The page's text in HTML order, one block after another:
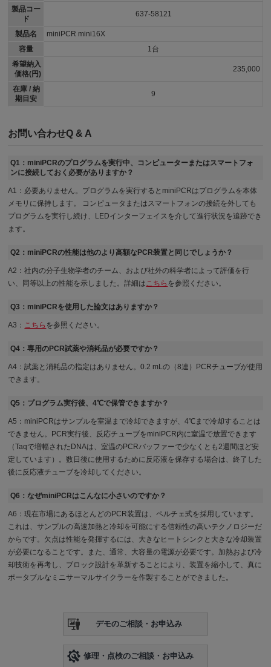
製品コー
ド
製品名
容量
希望納入
価格(円)
在庫 / 納
期目安
637-58121
miniPCR mini16X
1台
235,000
9
お問い合わせQ & A
Q1：miniPCRのプログラムを実行中、コンピューターまたはスマートフォ
ンに接続しておく必要がありますか？
A1：必要ありません。プログラムを実行するとminiPCRはプログラムを本体
メモリに保持します。 コンピュータまたはスマートフォンの接続を外しても
プログラムを実行し続け、LEDインターフェイスを介して進行状況を追跡でき
ます。
Q2：miniPCRの性能は他のより高額なPCR装置と同じでしょうか？
A2：社内の分子生物学者のチーム、および社外の科学者によって評価を行
い、同等以上の性能を示しました。詳細は こちら を参照ください。
Q3：miniPCRを使用した論文はありますか？
A3： こちら を参照ください。
Q4：専用のPCR試薬や消耗品が必要ですか？
A4：試薬と消耗品の指定はありません。0.2 mLの（8連）PCRチューブが使用
できます。
Q5：プログラム実行後、4℃で保管できますか？
A5：miniPCRはサンプルを室温まで冷却できますが、4℃まで冷却することは
できません。PCR実行後、反応チューブをminiPCR内に室温で放置できます
（Taqで増幅されたDNAは、室温のPCRバッファーで少なくとも2週間ほど安
定しています）。数日後に使用するために反応液を保存する場合は、終了した
後に反応液チューブを冷却してください。
Q6：なぜminiPCRはこんなに小さいのですか？
A6：現在市場にあるほとんどのPCR装置は、ペルチェ式を採用しています。
これは、サンプルの高速加熱と冷却を可能にする信頼性の高いテクノロジーだ
からです。欠点は性能を発揮するには、大きなヒートシンクと大きな冷却装置
が必要になることです。また、通常、大容量の電源が必要です。加熱および冷
却技術を再考し、ブロック設計を革新することにより、装置を縮小して、真に
ポータブルなミニサーマルサイクラーを作製することができました。
デモのご相談・お申込み
修理・点検のご相談・お申込み